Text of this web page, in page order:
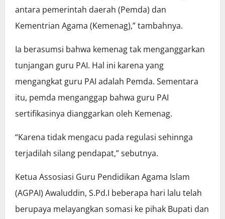
antara pemerintah daerah (Pemda) dan
Kementrian Agama (Kemenag),” tambahnya.
Ia berasumsi bahwa kemenag tak menganggarkan
tunjangan guru PAI. Hal ini karena yang
mengangkat guru PAI adalah Pemda. Sementara
itu, pemda menganggap bahwa guru PAI
sertifikasinya dianggarkan oleh Kemenag.
“Karena tidak mengacu pada regulasi sehinnga
terjadilah silang pendapat,” sebutnya.
Ketua Assosiasi Guru Pendidikan Agama Islam
(AGPAI) Awaluddin, S.Pd.I beberapa hari lalu telah
berupaya melayangkan somasi ke pihak Bupati dan